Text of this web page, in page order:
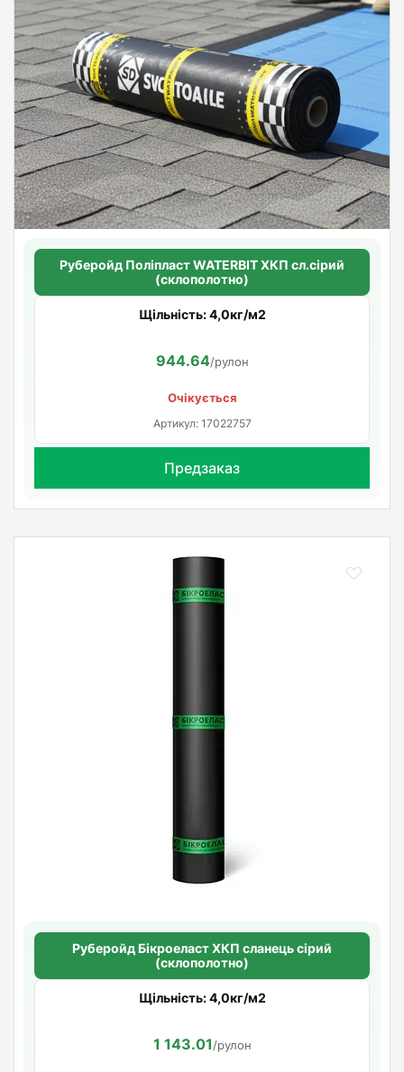
Руберойд Полiпласт WATERBIT ХКП сл.сірий
(склополотно)
Щільність: 4,0кг/м2
944.64/рулон
Очікується
Артикул: 17022757
Предзаказ
Руберойд Бiкроеласт ХКП сланець сірий
(склополотно)
Щільність: 4,0кг/м2
1 143.01/рулон